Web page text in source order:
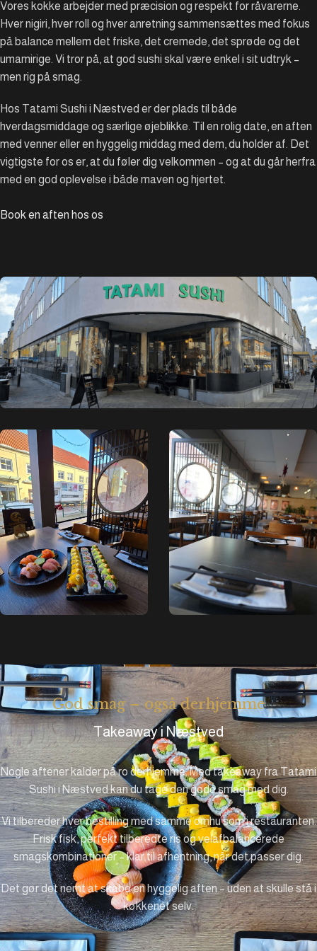
Vores kokke arbejder med præcision og respekt for råvarerne.
Hver nigiri, hver roll og hver anretning sammensættes med fokus
på balance mellem det friske, det cremede, det sprøde og det
umamirige. Vi tror på, at god sushi skal være enkel i sit udtryk –
men rig på smag.
Hos Tatami Sushi i Næstved er der plads til både
hverdagsmiddage og særlige øjeblikke. Til en rolig date, en aften
med venner eller en hyggelig middag med dem, du holder af. Det
vigtigste for os er, at du føler dig velkommen – og at du går herfra
med en god oplevelse i både maven og hjertet.
Book en aften hos os
God smag – også derhjemme
Takeaway i Næstved
Nogle aftener kalder på ro derhjemme. Med takeaway fra Tatami
Sushi i Næstved kan du tage den gode smag med dig.
Vi tilbereder hver bestilling med samme omhu som i restauranten.
Frisk fisk, perfekt tilberedte ris og velafbalancerede
smagskombinationer – klar til afhentning, når det passer dig.
Det gør det nemt at skabe en hyggelig aften – uden at skulle stå i
køkkenet selv.